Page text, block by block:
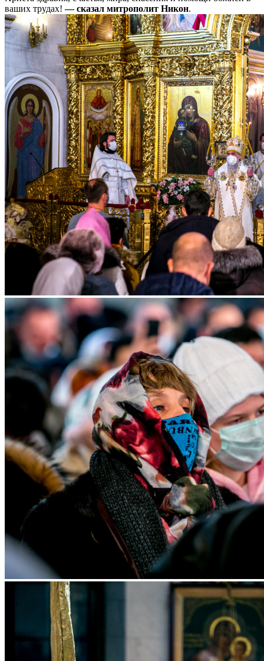
ваших трудах!— сказал митрополит Никон.